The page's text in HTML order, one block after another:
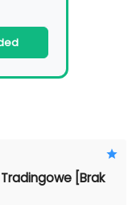
[Brak